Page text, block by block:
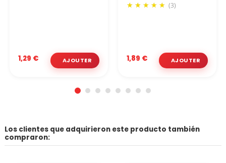
1,29 €
(3)
1,89 €
Los clientes que adquirieron este producto también
compraron: